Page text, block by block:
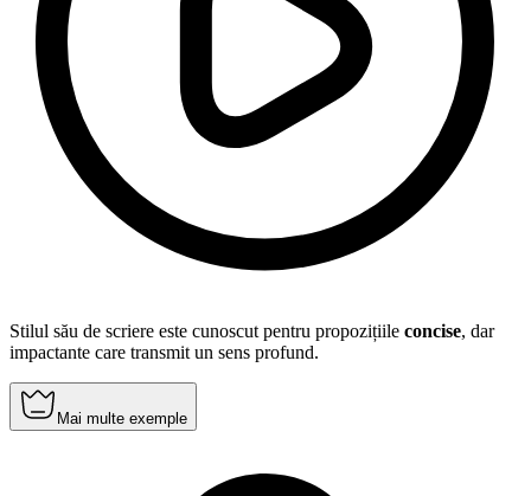
Stilul său de scriere este cunoscut pentru propozițiile concise, dar
impactante care transmit un sens profund.
Mai multe exemple